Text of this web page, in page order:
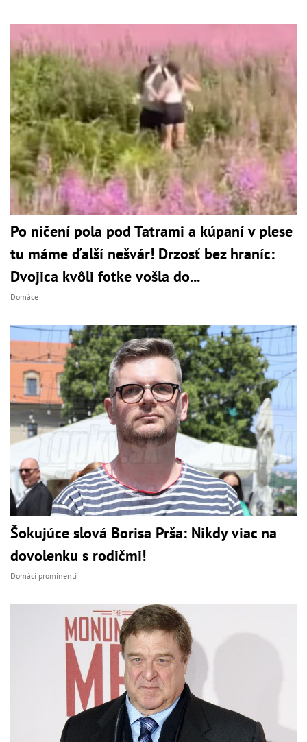
Po ničení pola pod Tatrami a kúpaní v plese
tu máme ďalší nešvár! Drzosť bez hraníc:
Dvojica kvôli fotke vošla do...
Domáce
Šokujúce slová Borisa Prša: Nikdy viac na
dovolenku s rodičmi!
Domáci prominenti